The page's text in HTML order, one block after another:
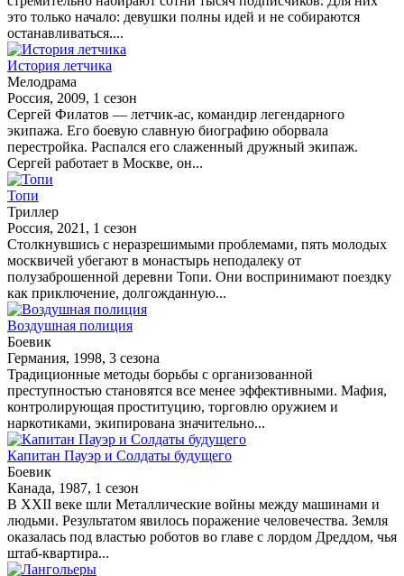
это только начало: девушки полны идей и не собираются
останавливаться....
История летчика
Мелодрама
Россия, 2009, 1 сезон
Сергей Филатов — летчик-ас, командир легендарного
экипажа. Его боевую славную биографию оборвала
перестройка. Распался его слаженный дружный экипаж.
Сергей работает в Москве, он...
Топи
Триллер
Россия, 2021, 1 сезон
Столкнувшись с неразрешимыми проблемами, пять молодых
москвичей убегают в монастырь неподалеку от
полузаброшенной деревни Топи. Они воспринимают поездку
как приключение, долгожданную...
Воздушная полиция
Боевик
Германия, 1998, 3 сезона
Традиционные методы борьбы с организованной
преступностью становятся все менее эффективными. Мафия,
контролирующая проституцию, торговлю оружием и
наркотиками, экипирована значительно...
Капитан Пауэр и Солдаты будущего
Боевик
Канада, 1987, 1 сезон
В XXII веке шли Металлические войны между машинами и
людьми. Результатом явилось поражение человечества. Земля
оказалась под властью роботов во главе с лордом Дреддом, чья
штаб-квартира...